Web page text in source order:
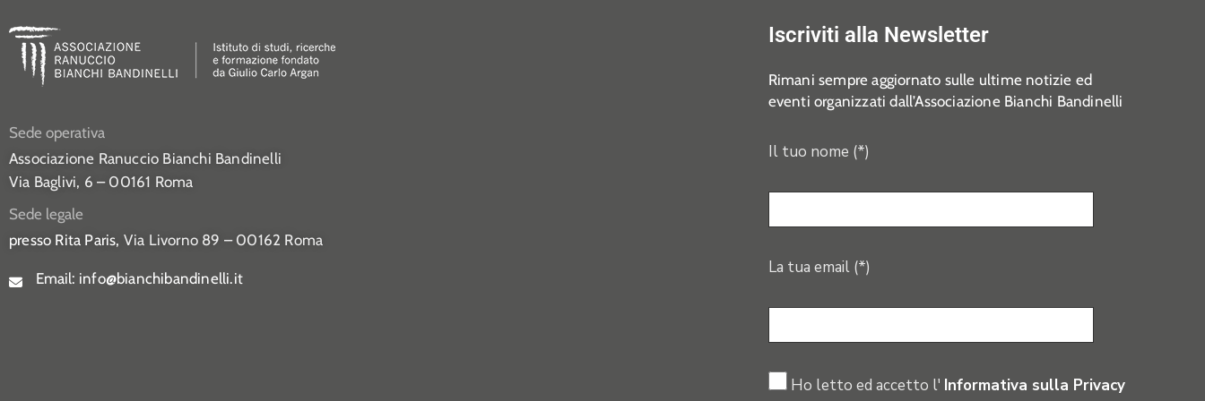
Sede operativa
Associazione Ranuccio Bianchi Bandinelli
Via Baglivi, 6 – 00161 Roma
Sede legale
presso Rita Paris, Via Livorno 89 – 00162 Roma
Email: info@bianchibandinelli.it
Iscriviti alla Newsletter
Rimani sempre aggiornato sulle ultime notizie ed
eventi organizzati dall’Associazione Bianchi Bandinelli
Il tuo nome (*)
La tua email (*)
Ho letto ed accetto l' Informativa sulla Privacy